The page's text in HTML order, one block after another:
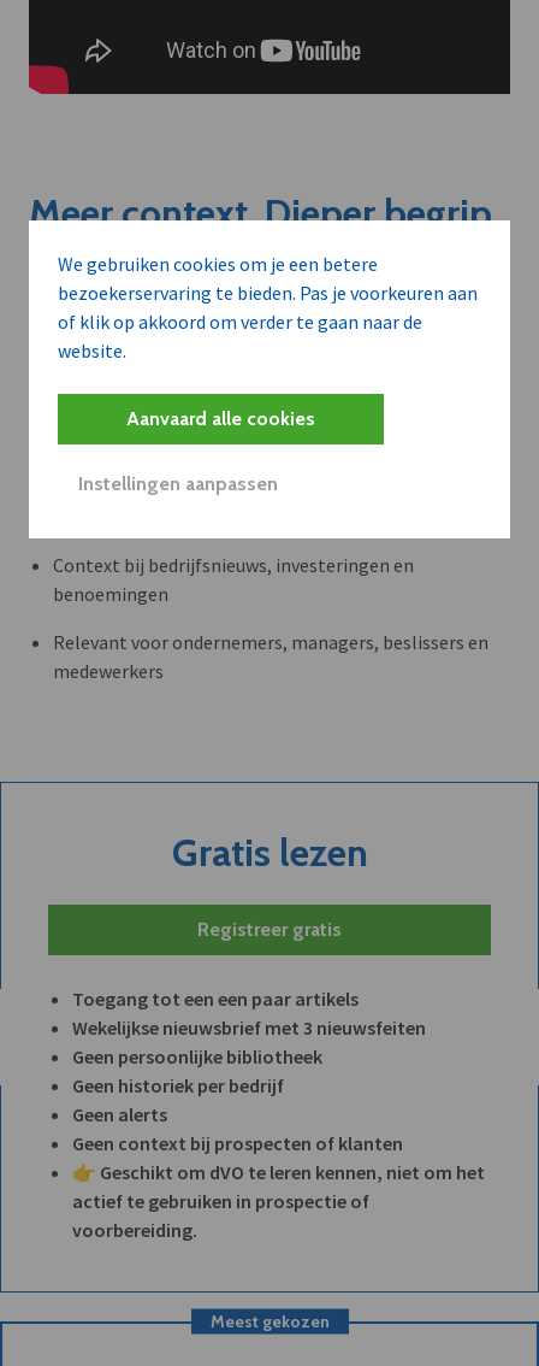
We gebruiken cookies om je een betere
bezoekerservaring te bieden. Pas je voorkeuren aan
of klik op akkoord om verder te gaan naar de
website.
Aanvaard alle cookies
Instellingen aanpassen
Meer context. Dieper begrip.
Artikels zoals deze brengen het nieuws.
Met een dVO-abonnement krijgt u dat nieuws in de juiste
zakelijke context — met inzicht in sectoren, bedrijven en
WAAROM BEDRIJVEN DVO GEBRUIKEN
Volledige toegang tot alle artikels en thematische
Context bij bedrijfsnieuws, investeringen en
benoemingen
Relevant voor ondernemers, managers, beslissers en
medewerkers
Gratis lezen
Registreer gratis
Toegang tot een een paar artikels
Wekelijkse nieuwsbrief met 3 nieuwsfeiten
Geen persoonlijke bibliotheek
Geen historiek per bedrijf
Geen alerts
Geen context bij prospecten of klanten
👉 Geschikt om dVO te leren kennen, niet om het
actief te gebruiken in prospectie of
voorbereiding.
Meest gekozen